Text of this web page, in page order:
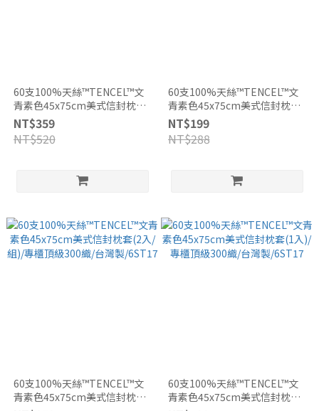
60支100%天絲™TENCEL™文
青素色45x75cm美式信封枕套
(2入/組)/專櫃頂級300織/台灣
製/6ST22
NT$359
NT$520
60支100%天絲™TENCEL™文
青素色45x75cm美式信封枕套
(1入)/專櫃頂級300織/台灣
製/6ST22
NT$199
NT$288
60支100%天絲™TENCEL™文
青素色45x75cm美式信封枕套
60支100%天絲™TENCEL™文
青素色45x75cm美式信封枕套